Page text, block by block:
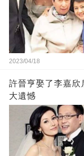
2023/04/18
許晉亨娶了李嘉欣
大遺憾